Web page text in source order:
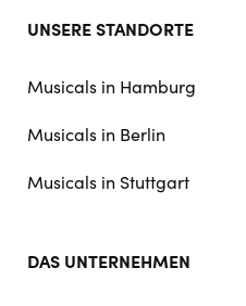
doormat
UNSERE STANDORTE
Musicals in Hamburg
Musicals in Berlin
Musicals in Stuttgart
DAS UNTERNEHMEN